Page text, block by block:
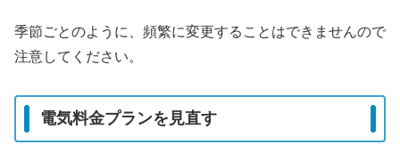
季節ごとのように、頻繁に変更することはできませんので
注意してください。
電気料金プランを見直す